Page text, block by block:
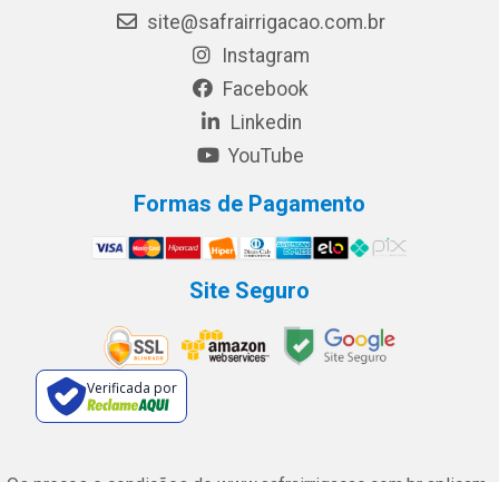
site@safrairrigacao.com.br
Instagram
Facebook
Linkedin
YouTube
Formas de Pagamento
Site Seguro
Verificada por